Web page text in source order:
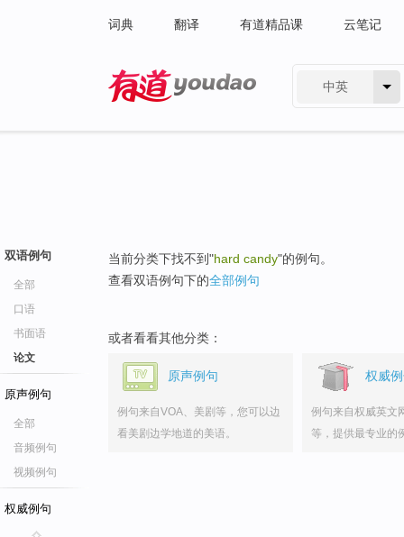
词典 翻译 有道精品课 云笔记
中英
双语例句
全部
口语
书面语
论文
原声例句
全部
音频例句
视频例句
权威例句
当前分类下找不到"hard candy"的例句。
查看双语例句下的全部例句
或者看看其他分类：
原声例句
例句来自VOA、美剧等，您可以边
看美剧边学地道的美语。
权威
例句来自权威英文
等，提供最专业的